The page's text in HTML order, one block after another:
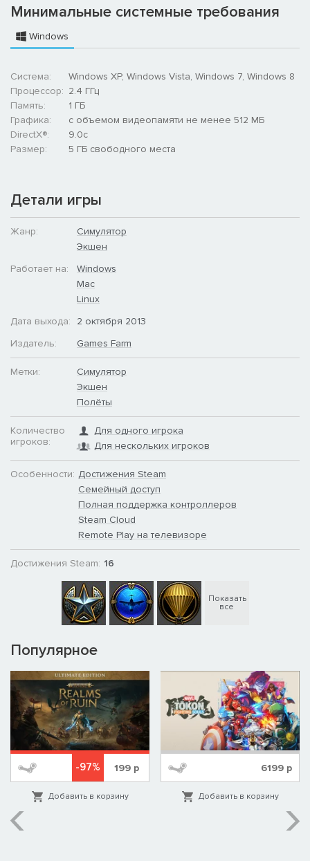
Минимальные системные требования
Windows
Система:
Windows XP, Windows Vista, Windows 7, Windows 8
Процессор: 2.4 ГГц
Память:
1 ГБ
Графика:
с объемом видеопамяти не менее 512 МБ
DirectX®:
9.0c
Размер:
5 ГБ свободного места
Детали игры
Жанр:
Симулятор
Экшен
Работает на:
Windows
Mac
Linux
Дата выхода:
2 октября 2013
Издатель:
Games Farm
Метки:
Симулятор
Экшен
Полёты
Количество
игроков:
Для одного игрока
Для нескольких игроков
Особенности: Достижения Steam
Семейный доступ
Полная поддержка контроллеров
Steam Cloud
Remote Play на телевизоре
Достижения Steam: 16
Показать
все
Популярное
-97% 199р
Добавить в корзину
6199 р
Добавить в корзину